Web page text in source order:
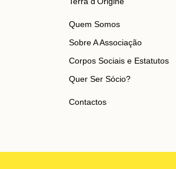
Quem Somos
Sobre A Associação
Corpos Sociais e Estatutos
Quer Ser Sócio?
Contactos